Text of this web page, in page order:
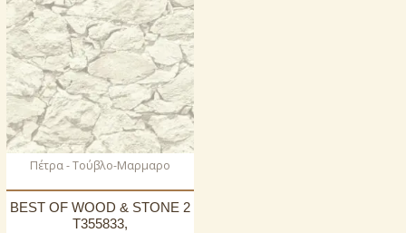
Πέτρα - Τούβλο-Μαρμαρο
BEST OF WOOD & STONE 2
T355833,